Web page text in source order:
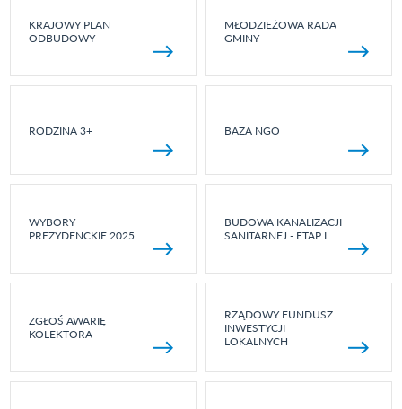
KRAJOWY PLAN
ODBUDOWY
MŁODZIEŻOWA RADA
GMINY
RODZINA 3+ BAZA NGO
WYBORY
PREZYDENCKIE 2025
BUDOWA KANALIZACJI
SANITARNEJ - ETAP I
ZGŁOŚ AWARIĘ
KOLEKTORA
RZĄDOWY FUNDUSZ
INWESTYCJI
LOKALNYCH